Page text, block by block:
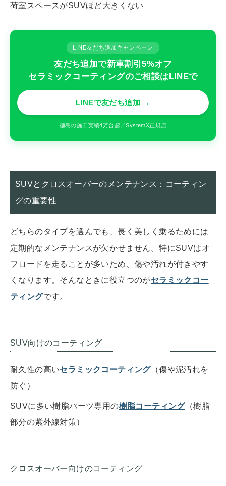
荷室スペースがSUVほど大きくない
LINE友だち追加キャンペーン
友だち追加で新車割引5%オフ
セラミックコーティングのご相談はLINEで
LINEで友だち追加 →
徳島の施工実績4万台超／SystemX正規店
SUVとクロスオーバーのメンテナンス：コーティン
グの重要性
どちらのタイプを選んでも、長く美しく乗るためには
定期的なメンテナンスが欠かせません。特にSUVはオ
フロードを走ることが多いため、傷や汚れが付きやす
くなります。そんなときに役立つのがセラミックコー
ティングです。
SUV向けのコーティング
耐久性の高いセラミックコーティング（傷や泥汚れを
防ぐ）
SUVに多い樹脂パーツ専用の樹脂コーティング（樹脂
部分の紫外線対策）
クロスオーバー向けのコーティング